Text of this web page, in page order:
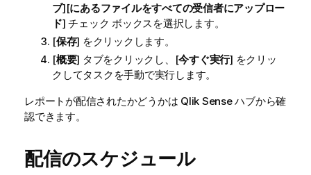
ブ][にあるファイルをすべての受信者にアップロー
ド] チェック ボックスを選択します。
[保存] をクリックします。
[概要] タブをクリックし、[今すぐ実行] をクリッ
クしてタスクを手動で実行します。
レポートが配信されたかどうかは Qlik Senseハブから確
認できます。
配信のスケジュール